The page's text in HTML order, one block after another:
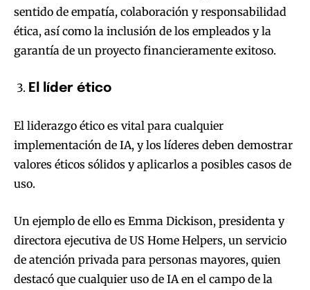
sentido de empatía, colaboración y responsabilidad
ética, así como la inclusión de los empleados y la
garantía de un proyecto financieramente exitoso.
El líder ético
El liderazgo ético es vital para cualquier
implementación de IA, y los líderes deben demostrar
valores éticos sólidos y aplicarlos a posibles casos de
uso.
Un ejemplo de ello es Emma Dickison, presidenta y
directora ejecutiva de US Home Helpers, un servicio
de atención privada para personas mayores, quien
destacó que cualquier uso de IA en el campo de la